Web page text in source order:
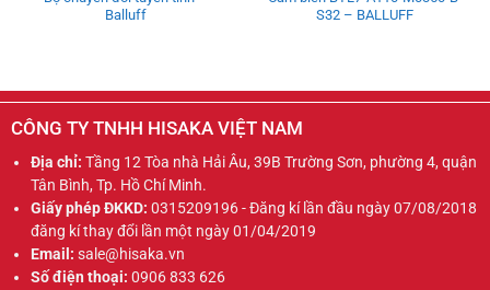
Balluff
S32 – BALLUFF
CÔNG TY TNHH HISAKA VIỆT NAM
Địa chỉ: Tầng 12 Tòa nhà Hải Âu, 39B Trường Sơn, phường 4, quận
Tân Bình, Tp. Hồ Chí Minh.
Giấy phép ĐKKD: 0315209196 - Đăng kí lần đầu ngày 07/08/2018
đăng kí thay đổi lần một ngày 01/04/2019
Email: sale@hisaka.vn
Số điện thoại: 0906 833 626